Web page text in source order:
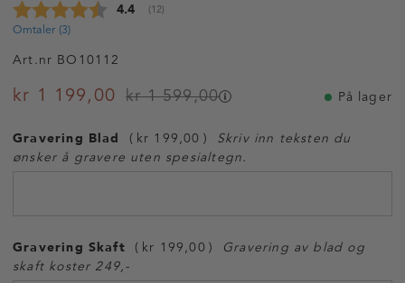
Gjennomsnittskarakter:
4.4 stemmer:
12
Omtaler (3)
Art.nr BO10112
kr 1 199,00 kr 1 599,00 På lager
Gravering Blad kr 199,00
Skriv inn teksten du
ønsker å gravere uten spesialtegn.
Gravering Skaft kr 199,00
Gravering av blad og
skaft koster 249,-